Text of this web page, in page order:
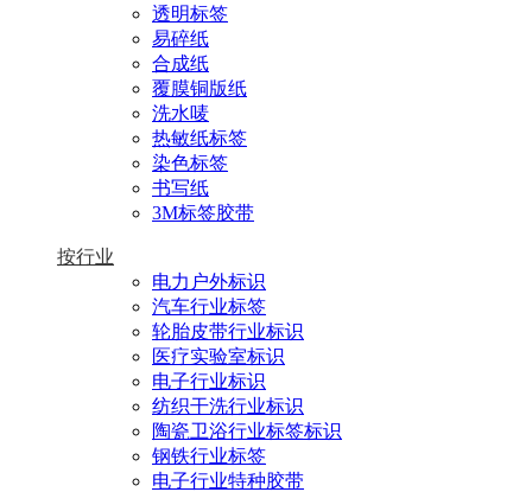
透明标签
易碎纸
合成纸
覆膜铜版纸
洗水唛
热敏纸标签
染色标签
书写纸
3M标签胶带
按行业
电力户外标识
汽车行业标签
轮胎皮带行业标识
医疗实验室标识
电子行业标识
纺织干洗行业标识
陶瓷卫浴行业标签标识
钢铁行业标签
电子行业特种胶带